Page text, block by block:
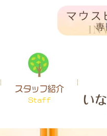
スタッフ紹介
Staff